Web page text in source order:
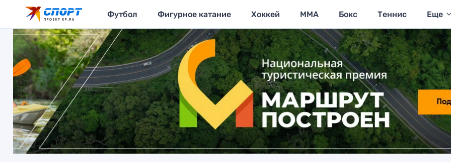
Футбол Фигурное катание Хоккей MMA Бокс Теннис Еще